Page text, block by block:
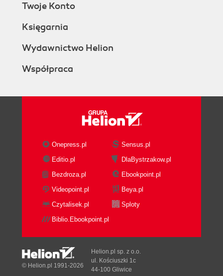
Twoje Konto
Księgarnia
Wydawnictwo Helion
Współpraca
Onepress.pl
Sensus.pl
Editio.pl
DlaBystrzakow.pl
Bezdroza.pl
Ebookpoint.pl
Videopoint.pl
Beya.pl
Czytalisek.pl
Sploty
Biblio.Ebookpoint.pl
© Helion.pl 1991-2026
Helion.pl sp. z o.o.
ul. Kościuszki 1c
44-100 Gliwice